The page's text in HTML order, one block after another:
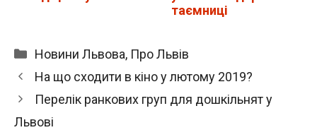
таємниці
Категорії
Новини Львова, Про Львів
На що сходити в кіно у лютому 2019?
Перелік ранкових груп для дошкільнят у
Львові